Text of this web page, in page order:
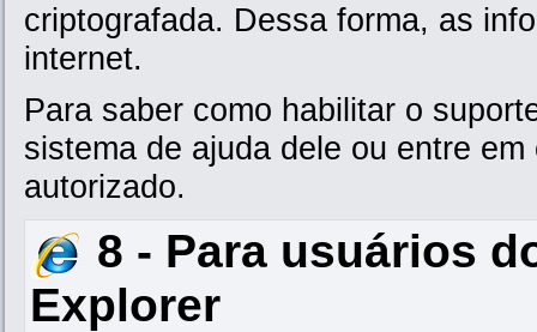
criptografada. Dessa forma, as
internet.
Para saber como habilitar o
sistema de ajuda dele ou entre
autorizado.
8 - Para usuários
Explorer